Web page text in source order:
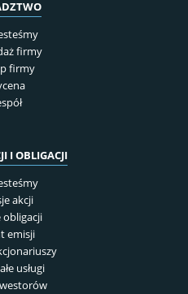
firmy
firmy
I OBLIGACJI
akcji
obligacji
emisji
usługi